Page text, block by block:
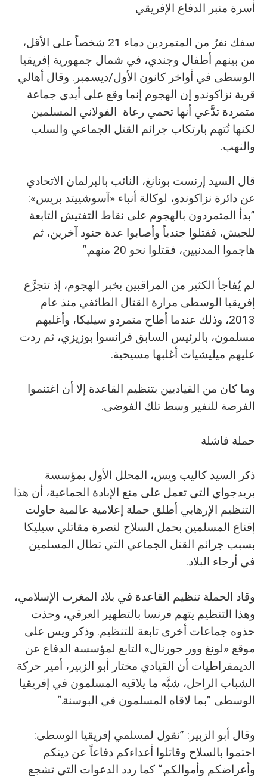
أسرة منبر الدفاع الإفريقي
سفك نفرٌ من المتمردين دماء 21 شخصاً على الأقل،
من بينهم أطفال وجندي، في شمال جمهورية إفريقيا
الوسطى في أواخر كانون الأول/ديسمبر. وقال أهالي
قرية نزاكوندو إن الهجوم إنما وقع على أيدي جماعة
متمردة تدَّعي أنها تحمي رعاة الفولاني المسلمين
لكنها تُتهم بارتكاب جرائم القتل الجماعي والسلب
والنهب.
قال السيد إرنست بونانغ، النائب بالبرلمان الاتحادي
عن دائرة نزاكوندو، لوكالة أنباء «آسوشييتد بريس»:
”بدأ المتمردون بالهجوم على نقاط التفتيش التابعة
للجيش، فقتلوا جندياً وأصابوا عدة جنود آخرين، ثم
هاجموا المدنيين، فقتلوا نحو 20 منهم.“
لم يُفاجأ الكثير من المراقبين بخبر الهجوم، إذ تتجرَّع
إفريقيا الوسطى مرارة القتال الطائفي منذ عام
2013، وذلك عندما أطاح متمردو سيليكا، وأغلبهم
مسلمون، بالرئيس السابق فرانسوا بوزيزي، ثم ردت
عليهم ميليشيات أغلبها مسيحية.
وما كان من القياديين بتنظيم القاعدة إلا أن اغتنموا
الفرصة للنفير وسط تلك الفوضى.
حملة فاشلة
ذكر السيد كاليب ويس، المحلل الأول بمؤسسة
بريدجواي التي تعمل على منع الإبادة الجماعية، أن هذا
التنظيم الإرهابي أطلق حملة إعلامية عالمية حاولت
إقناع المسلمين بحمل السلاح لنصرة مقاتلي سيليكا
بسبب جرائم القتل الجماعي التي تطال المسلمين
في أرجاء البلاد.
وقاد الحملة تنظيم القاعدة في بلاد المغرب الإسلامي،
وهذا التنظيم يتهم فرنسا بالتطهير العرقي، وحذت
حذوه جماعات أخرى تابعة للتنظيم. وذكر ويس على
موقع «لونغ وور جورنال» التابع لمؤسسة الدفاع عن
الديمقراطيات أن القيادي مختار أبو الزبير، أمير حركة
الشباب الراحل، شبَّه ما يلاقيه المسلمون في إفريقيا
الوسطى ”بما لاقاه المسلمون في البوسنة.“
وقال أبو الزبير: ”نقول لمسلمي إفريقيا الوسطى:
احتموا بالسلاح وقاتلوا أعداءكم دفاعاً عن دينكم
وأعراضكم وأموالكم.“ كما ردد الدعوات التي تشجع